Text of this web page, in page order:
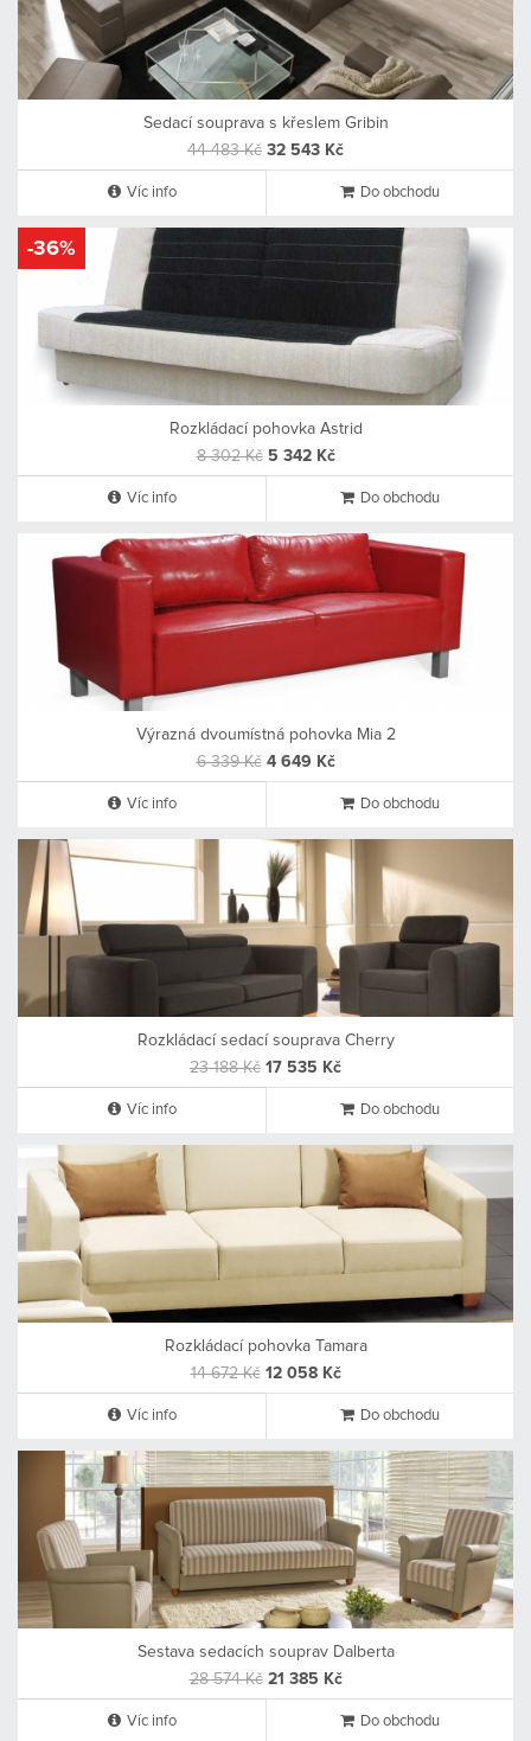
Sedací souprava s křeslem Gribin
44 483 Kč 32 543 Kč
Víc info Do obchodu
-36%
Rozkládací pohovka Astrid
8 302 Kč 5 342 Kč
Víc info Do obchodu
Výrazná dvoumístná pohovka Mia 2
6 339 Kč 4 649 Kč
Víc info Do obchodu
Rozkládací sedací souprava Cherry
23 188 Kč 17 535 Kč
Víc info Do obchodu
Rozkládací pohovka Tamara
14 672 Kč 12 058 Kč
Víc info Do obchodu
Sestava sedacích souprav Dalberta
28 574 Kč 21 385 Kč
Víc info Do obchodu